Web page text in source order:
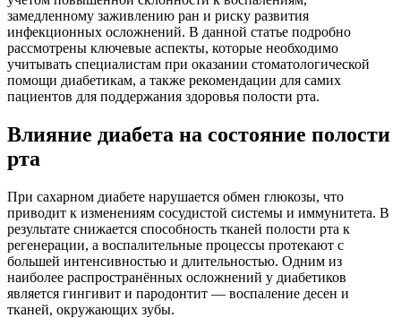
замедленному заживлению ран и риску развития
инфекционных осложнений. В данной статье подробно
рассмотрены ключевые аспекты, которые необходимо
учитывать специалистам при оказании стоматологической
помощи диабетикам, а также рекомендации для самих
пациентов для поддержания здоровья полости рта.
Влияние диабета на состояние полости
рта
При сахарном диабете нарушается обмен глюкозы, что
приводит к изменениям сосудистой системы и иммунитета. В
результате снижается способность тканей полости рта к
регенерации, а воспалительные процессы протекают с
большей интенсивностью и длительностью. Одним из
наиболее распространённых осложнений у диабетиков
является гингивит и пародонтит — воспаление десен и
тканей, окружающих зубы.